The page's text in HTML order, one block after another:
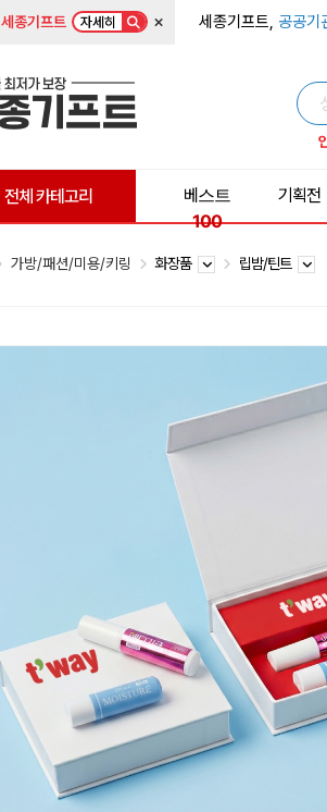
세종기프트 자세히 × 세종기프트, 공공기
전체 카테고리
베스트
100
기획전
가방/패션/미용/키링 화장품 립밤/틴트